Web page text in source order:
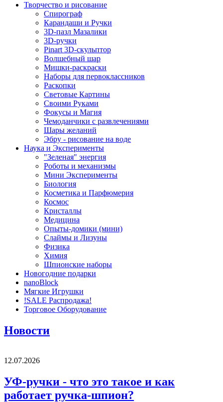
Творчество и рисование
Спирограф
Карандаши и Ручки
3D-пазл Мазалики
3D-ручки
Pinart 3D-скульптор
Волшебный шар
Мишки-раскраски
Наборы для первоклассников
Раскопки
Световые Картины
Своими Руками
Фокусы и Магия
Чемоданчики с развлечениями
Шары желаний
Эбру - рисование на воде
Наука и Эксперименты
"Зеленая" энергия
Роботы и механизмы
Мини Эксперименты
Биология
Косметика и Парфюмерия
Космос
Кристаллы
Медицина
Опыты-домики (мини)
Слаймы и Лизуны
Физика
Химия
Шпионские наборы
Новогодние подарки
nanoBlock
Мягкие Игрушки
!SALE Распродажа!
Торговое Оборудование
Новости
12.07.2026
УФ-ручки - что это такое и как
работает ручка-шпион?